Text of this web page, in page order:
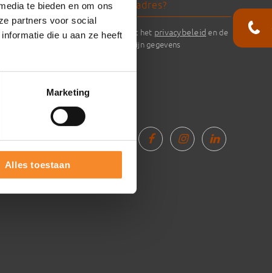
te bieden en om ons
partners voor social
die u aan ze heeft
Marketing
Alles toestaan
Ik ga akkoord met het privacybeleid en de
verwerking van mijn gegevens